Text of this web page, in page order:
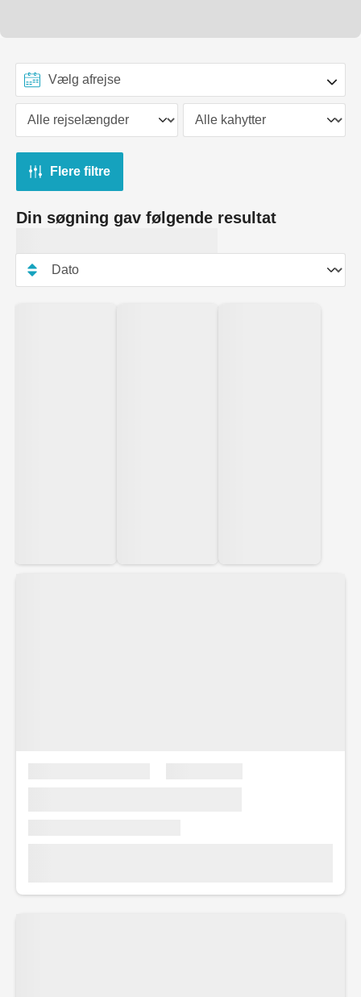
Flere filtre
Din søgning gav følgende resultat